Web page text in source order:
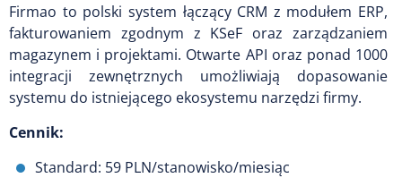
Firmao to polski system łączący CRM z modułem ERP,
fakturowaniem zgodnym z KSeF oraz zarządzaniem
magazynem i projektami. Otwarte API oraz ponad 1000
integracji zewnętrznych umożliwiają dopasowanie
systemu do istniejącego ekosystemu narzędzi firmy.
Cennik:
Standard: 59 PLN/stanowisko/miesiąc